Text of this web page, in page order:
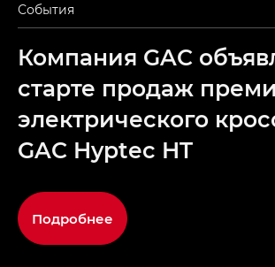
События
Компания GAC
старте продаж
электрического
GAC Hyptec HT
Подробнее